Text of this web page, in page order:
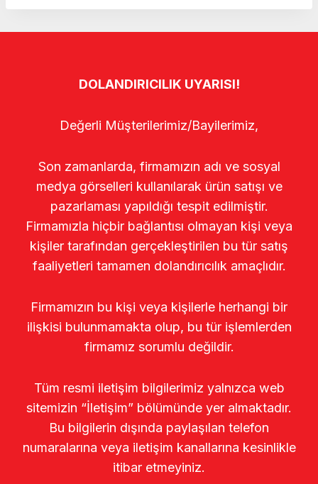
DOLANDIRICILIK UYARISI!
Değerli Müşterilerimiz/Bayilerimiz,
Son zamanlarda, firmamızın adı ve sosyal
medya görselleri kullanılarak ürün satışı ve
pazarlaması yapıldığı tespit edilmiştir.
Firmamızla hiçbir bağlantısı olmayan kişi veya
kişiler tarafından gerçekleştirilen bu tür satış
faaliyetleri tamamen dolandırıcılık amaçlıdır.
Firmamızın bu kişi veya kişilerle herhangi bir
ilişkisi bulunmamakta olup, bu tür işlemlerden
firmamız sorumlu değildir.
Tüm resmi iletişim bilgilerimiz yalnızca web
sitemizin “İletişim” bölümünde yer almaktadır.
Bu bilgilerin dışında paylaşılan telefon
numaralarına veya iletişim kanallarına kesinlikle
itibar etmeyiniz.